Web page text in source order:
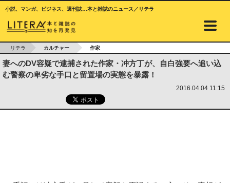
小説、マンガ、ビジネス、週刊誌…本と雑誌のニュース／リテラ
リテラ カルチャー 作家
妻へのDV容疑で逮捕された作家・冲方丁が、自白強要へ追い込
む警察の卑劣な手口と留置場の実態を暴露！
2016.04.04 11:15